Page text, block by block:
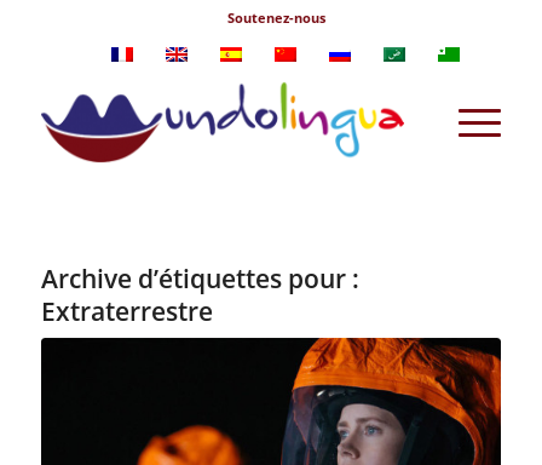
Soutenez-nous
Archive d’étiquettes pour :
Extraterrestre